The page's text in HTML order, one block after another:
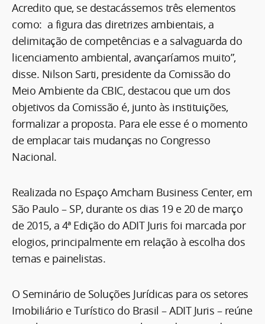
Acredito que, se destacássemos três elementos
como: a figura das diretrizes ambientais, a
delimitação de competências e a salvaguarda do
licenciamento ambiental, avançaríamos muito”,
disse. Nilson Sarti, presidente da Comissão do
Meio Ambiente da CBIC, destacou que um dos
objetivos da Comissão é, junto às instituições,
formalizar a proposta. Para ele esse é o momento
de emplacar tais mudanças no Congresso
Nacional.
Realizada no Espaço Amcham Business Center, em
São Paulo – SP, durante os dias 19 e 20 de março
de 2015, a 4ª Edição do ADIT Juris foi marcada por
elogios, principalmente em relação à escolha dos
temas e painelistas.
O Seminário de Soluções Jurídicas para os setores
Imobiliário e Turístico do Brasil – ADIT Juris – reúne